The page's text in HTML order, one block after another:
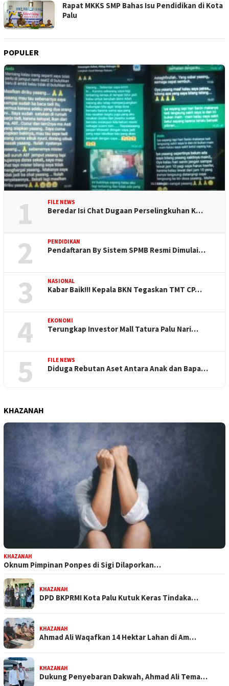
Rapat MKKS SMP Bahas Isu Pendidikan di Kota
Palu
POPULER
1 FILE NEWS
Beredar Isi Chat Dugaan Perselingkuhan K…
2 PENDIDIKAN
Pendaftaran By Sistem SPMB Resmi Dimulai…
3 NASIONAL
Kabar Baik!!! Kepala BKN Tegaskan TMT CP…
4 EKONOMI
Terungkap Investor Mall Tatura Palu Nari…
5 FILE NEWS
Diduga Rebutan Aset Antara Anak dan Bapa…
KHAZANAH
KHAZANAH
Oknum Pimpinan Ponpes di Sigi Dilaporkan…
KHAZANAH
DPD BKPRMI Kota Palu Kutuk Keras Tindaka…
KHAZANAH
Ahmad Ali Waqafkan 14 Hektar Lahan di Am…
KHAZANAH
Dukung Penyebaran Dakwah, Ahmad Ali Tema…